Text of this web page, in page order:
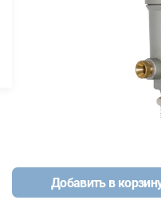
Добавить в